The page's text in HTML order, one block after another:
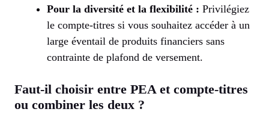
Pour la diversité et la flexibilité : Privilégiez
le compte-titres si vous souhaitez accéder à un
large éventail de produits financiers sans
contrainte de plafond de versement.
Faut-il choisir entre PEA et compte-titres
ou combiner les deux ?